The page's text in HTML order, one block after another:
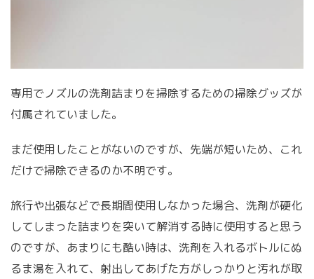
専用でノズルの洗剤詰まりを掃除するための掃除グッズが
付属されていました。
まだ使用したことがないのですが、先端が短いため、これ
だけで掃除できるのか不明です。
旅行や出張などで長期間使用しなかった場合、洗剤が硬化
してしまった詰まりを突いて解消する時に使用すると思う
のですが、あまりにも酷い時は、洗剤を入れるボトルにぬ
るま湯を入れて、射出してあげた方がしっかりと汚れが取